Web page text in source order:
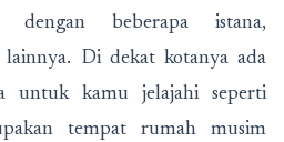
dengan beberapa istana,
lainnya. Di dekat kotanya ada
untuk kamu jelajahi seperti
tempat rumah musim